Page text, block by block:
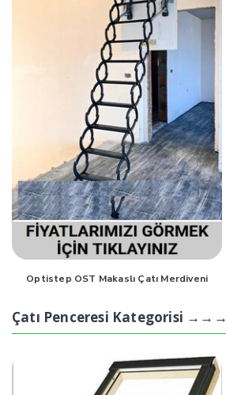
Optistep OST Makaslı Çatı Merdiveni
Çatı Penceresi Kategorisi →→→